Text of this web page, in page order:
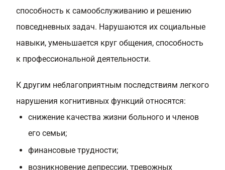
способность к самообслуживанию и решению
повседневных задач. Нарушаются их социальные
навыки, уменьшается круг общения, способность
к профессиональной деятельности.
К другим неблагоприятным последствиям легкого
нарушения когнитивных функций относятся:
снижение качества жизни больного и членов
его семьи;
финансовые трудности;
возникновение депрессии, тревожных